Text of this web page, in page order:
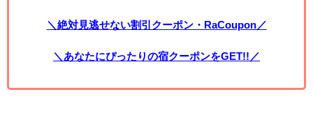
＼絶対見逃せない割引クーポン・RaCoupon／
＼あなたにぴったりの宿クーポンをGET!!／